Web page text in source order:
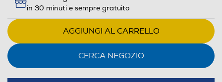
in 30 minuti e sempre gratuito
AGGIUNGI AL CARRELLO
CERCA NEGOZIO